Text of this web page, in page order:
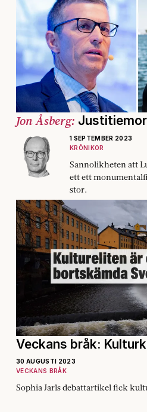
Jon Åsberg:
1 SEPTEMBER 2023
KRÖNIKOR
Sannolikheten att
ett ett
stor.
Veckans bråk:
30 AUGUSTI 2023
VECKANS BRÅK
Sophia Jarls debattartikel fick